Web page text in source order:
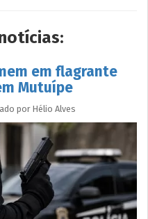
em flagrante
Mutuípe
porHélio Alves